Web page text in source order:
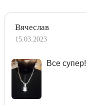
Вячеслав
15.03.2023
Все супер!